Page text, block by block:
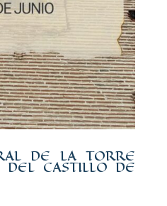
DE LA TORRE
CASTILLO DE